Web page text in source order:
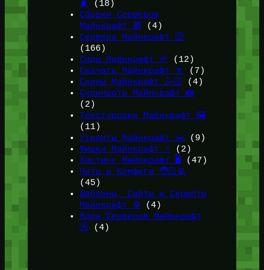
🧳
(18)
Сборки Серверов
Майнкрафт 🎁 (4)
Сервера Майнкрафт 🛜
(166)
Сиды Майнкрафт 🌱
(12)
Скачать Майнкрафт 🔽
(7)
Скины Майнкрафт 🤹🏻
(4)
Скриншоты Майнкрафт 📸
(2)
Текстурпаки Майнкрафт 🖼️
(11)
Утилиты Майнкрафт ✂️ (9)
Фишки Майнкрафт ⭐(2)
Хостинг Майнкрафт 🖥️ (47)
Читы и Конфиги 🧑🏻‍💻
(45)
Шаблоны, Сайты и Скрипты
Майнкрафт ⚙️ (4)
Ядра Серверов Майнкрафт
🚰(4)